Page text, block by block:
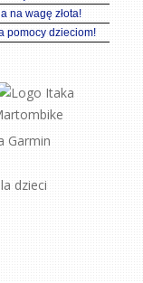
na wagę złota!
pomocy dzieciom!